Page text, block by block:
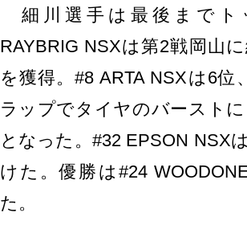
細川選手は最後までト
RAYBRIG NSXは第2戦岡山
を獲得。#8 ARTA NSXは6位
ラップでタイヤのバースト
となった。#32 EPSON NSX
けた。優勝は#24
た。